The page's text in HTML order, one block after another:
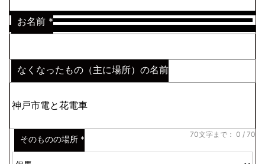
お名前 *
なくなったもの（主に場所）の名前
70文字まで： 0 / 70
そのものの場所 *